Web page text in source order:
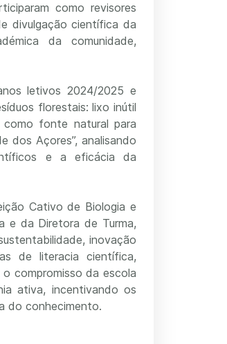
como revisores
divulgação científica da
da comunidade,
letivos 2024/2025 e
florestais: lixo inútil
como fonte natural para
dos Açores”, analisando
e a eficácia da
Cativo de Biologia e
e da Diretora de Turma,
inovação
de literacia científica,
compromisso da escola
ativa, incentivando os
do conhecimento.